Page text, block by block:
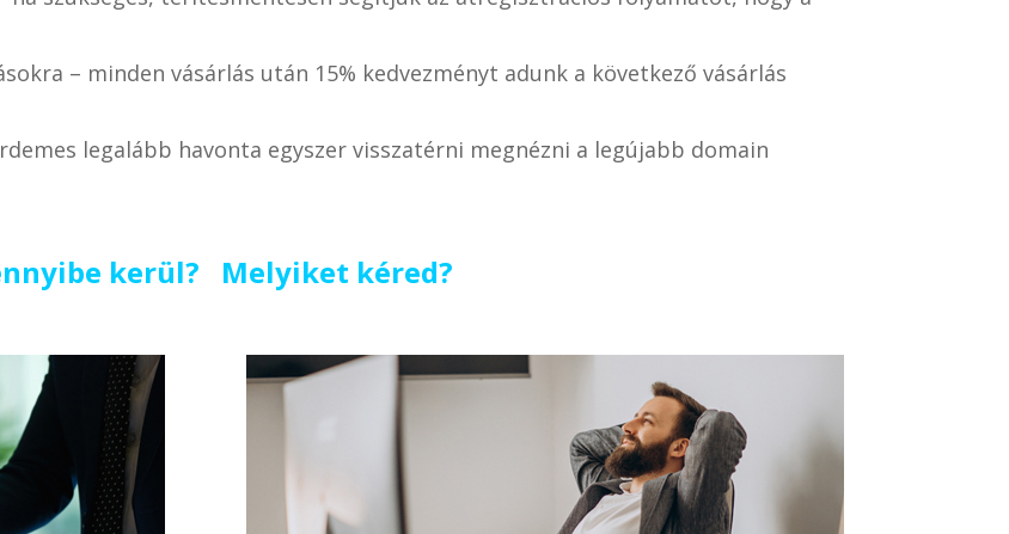
– minden vásárlás után 15% kedvezményt adunk a következő vásárlás
legalább havonta egyszer visszatérni megnézni a legújabb domain
kerül? Melyiket kéred?